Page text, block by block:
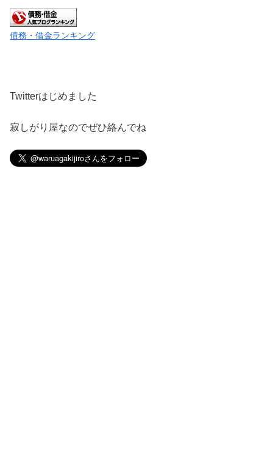
債務・借金ランキング
Twitterはじめました
寂しがり屋なのでぜひ絡んでね